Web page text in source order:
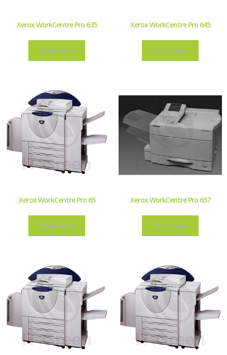
Xerox WorkCentre Pro 635
Read more
Xerox WorkCentre Pro 645
Read more
Xerox WorkCentre Pro 65
Read more
Xerox WorkCentre Pro 657
Read more